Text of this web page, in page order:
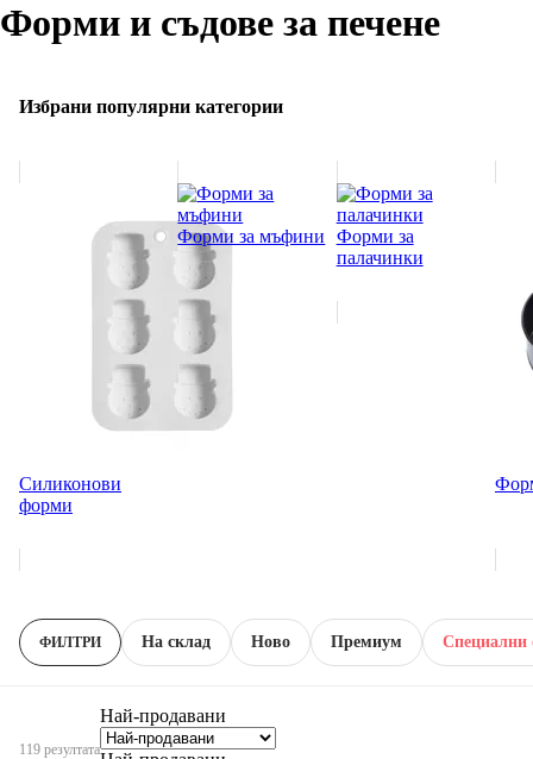
Форми и съдове за печене
Избрани популярни категории
Силиконови
форми
Форми за мъфини
Форми за
палачинки
ФИЛТРИ На склад Премиум Специални
Новo
119 резултата
Най-продавани